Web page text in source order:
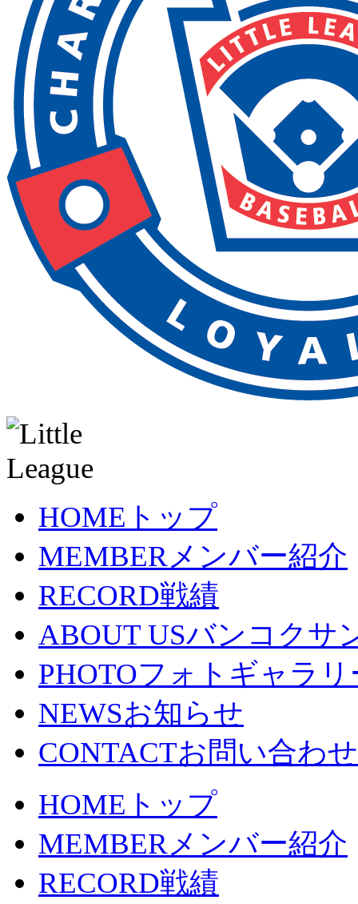
HOME トップ
MEMBERメンバー紹介
RECORD戦績
ABOUT USバンコクサ
PHOTOフォトギャラリ
NEWSお知らせ
CONTACTお問い合わせ
HOME トップ
MEMBERメンバー紹介
RECORD戦績